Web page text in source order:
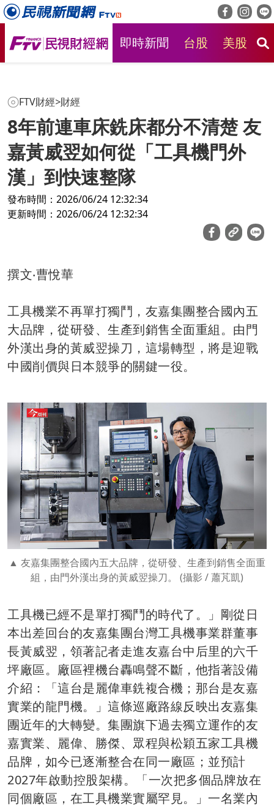
即時新聞 台股 美股
FTV財經>財經
8年前連車床銑床都分不清楚 友
嘉黃威翌如何從「工具機門外
漢」到快速整隊
發布時間：2026/06/24 12:32:34
更新時間：2026/06/24 12:32:34
撰文‧曹悅華
工具機業不再單打獨鬥，友嘉集團整合國內五
大品牌，從研發、生產到銷售全面重組。由門
外漢出身的黃威翌操刀，這場轉型，將是迎戰
中國削價與日本競爭的關鍵一役。
友嘉集團整合國內五大品牌，從研發、生產到銷售全面重
組，由門外漢出身的黃威翌操刀。 (攝影 / 蕭芃凱)
工具機已經不是單打獨鬥的時代了。」剛從日
本出差回台的友嘉集團台灣工具機事業群董事
長黃威翌，領著記者走進友嘉台中后里的六千
坪廠區。廠區裡機台轟鳴聲不斷，他指著設備
介紹：「這台是麗偉車銑複合機；那台是友嘉
實業的龍門機。」這條巡廠路線反映出友嘉集
團近年的大轉變。集團旗下過去獨立運作的友
嘉實業、麗偉、勝傑、眾程與松穎五家工具機
品牌，如今已逐漸整合在同一廠區；並預計
2027年啟動控股架構。「一次把多個品牌放在
同個廠區，在工具機業實屬罕見。」一名業內